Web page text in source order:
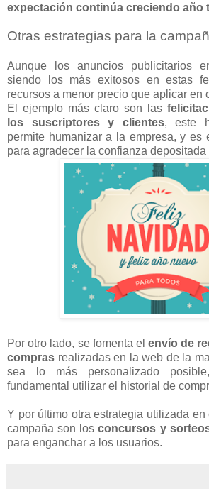
expectación continúa creciendo año
Otras estrategias para la
Aunque los anuncios publicitarios
siendo los más exitosos en estas
recursos a menor precio que aplicar en
El ejemplo más claro son las
los suscriptores y clientes, este
permite humanizar a la empresa, y es
para agradecer la confianza depositada
Por otro lado, se fomenta elenvío de
compras realizadas en la web de la
sea lo más personalizado
fundamental utilizar el historial de
Y por último otra estrategia utilizada en
campaña son losconcursos y
para enganchar a los usuarios.